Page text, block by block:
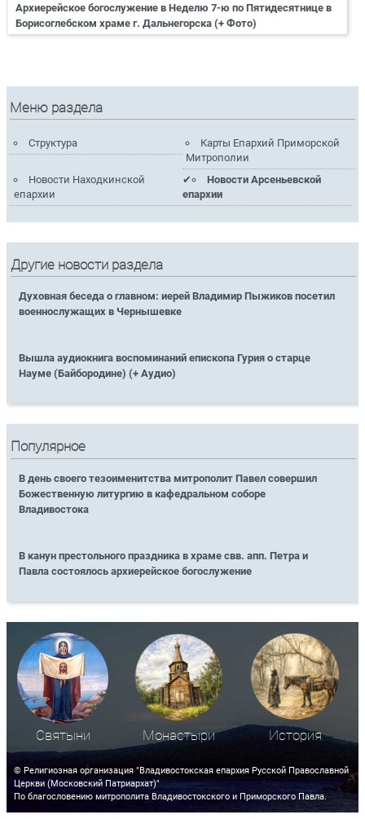
Архиерейское богослужение в Неделю 7-ю по Пятидесятнице в
Борисоглебском храме г. Дальнегорска (+ Фото)
Меню раздела
Структура
Карты Епархий Приморской
Митрополии
Новости Находкинской
епархии
Новости Арсеньевской
епархии
Другие новости раздела
Духовная беседа о главном: иерей Владимир Пыжиков посетил
военнослужащих в Чернышевке
Вышла аудиокнига воспоминаний епископа Гурия о старце
Науме (Байбородине) (+ Аудио)
Популярное
В день своего тезоименитства митрополит Павел совершил
Божественную литургию в кафедральном соборе
Владивостока
В канун престольного праздника в храме свв. апп. Петра и
Павла состоялось архиерейское богослужение
Святыни Монастыри История
© Религиозная организация "Владивостокская епархия Русской Православной
Церкви (Московский Патриархат)"
По благословению митрополита Владивостокского и Приморского Павла.